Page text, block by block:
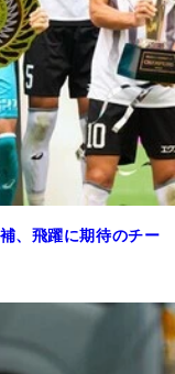
、飛躍に期待のチー